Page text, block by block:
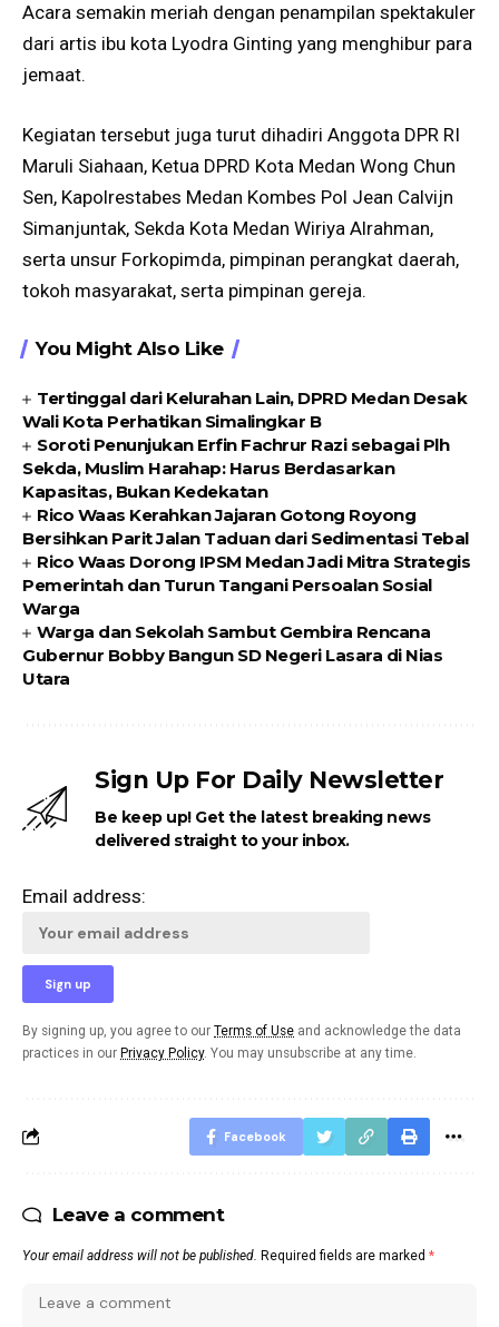
Acara semakin meriah dengan penampilan spektakuler
dari artis ibu kota Lyodra Ginting yang menghibur para
jemaat.
Kegiatan tersebut juga turut dihadiri Anggota DPR RI
Maruli Siahaan, Ketua DPRD Kota Medan Wong Chun
Sen, Kapolrestabes Medan Kombes Pol Jean Calvijn
Simanjuntak, Sekda Kota Medan Wiriya Alrahman,
serta unsur Forkopimda, pimpinan perangkat daerah,
tokoh masyarakat, serta pimpinan gereja.
You Might Also Like
Tertinggal dari Kelurahan Lain, DPRD Medan Desak
Wali Kota Perhatikan Simalingkar B
Soroti Penunjukan Erfin Fachrur Razi sebagai Plh
Sekda, Muslim Harahap: Harus Berdasarkan
Kapasitas, Bukan Kedekatan
Rico Waas Kerahkan Jajaran Gotong Royong
Bersihkan Parit Jalan Taduan dari Sedimentasi Tebal
Rico Waas Dorong IPSM Medan Jadi Mitra Strategis
Pemerintah dan Turun Tangani Persoalan Sosial
Warga
Warga dan Sekolah Sambut Gembira Rencana
Gubernur Bobby Bangun SD Negeri Lasara di Nias
Utara
Sign Up For Daily Newsletter
Be keep up! Get the latest breaking news
delivered straight to your inbox.
Email address:
By signing up, you agree to our Terms of Use and acknowledge the data
practices in our Privacy Policy. You may unsubscribe at any time.
Facebook
Leave a comment
Your email address will not be published. Required fields are marked *